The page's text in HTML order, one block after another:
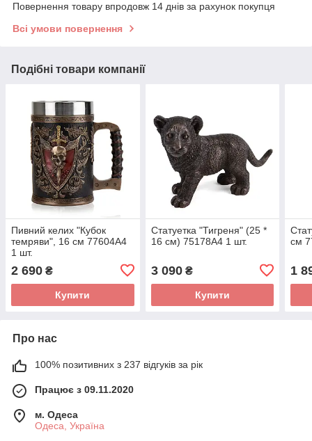
Повернення товару впродовж 14 днів за рахунок покупця
Всі умови повернення
Подібні товари компанії
Пивний келих "Кубок
темряви", 16 см 77604A4
1 шт.
2 690 ₴
Купити
Статуетка "Тигреня" (25 *
16 см) 75178A4 1 шт.
3 090₴
Купити
см
1
Про нас
100% позитивних з 237 відгуків за рік
Працює з 09.11.2020
м. Одеса
Одеса, Україна